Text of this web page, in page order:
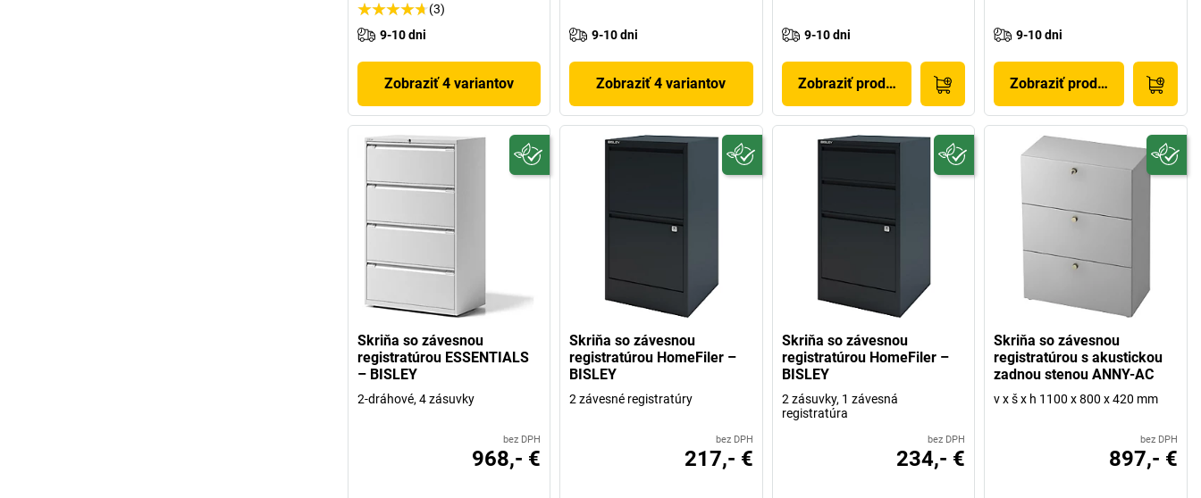
(3)
9-10 dni
Zobraziť 4 variantov
9-10 dni
Zobraziť 4 variantov
9-10 dni
Zobraziť produkt
9-10 dni
Zobraziť produkt
Skriňa so závesnou
registratúrou ESSENTIALS
– BISLEY
2-dráhové, 4 zásuvky
bez DPH
968,- €
Skriňa so závesnou
registratúrou HomeFiler –
BISLEY
2 závesné registratúry
bez DPH
217,- €
Skriňa so závesnou
registratúrou HomeFiler –
BISLEY
2 zásuvky, 1 závesná
registratúra
bez DPH
234,- €
Skriňa so závesnou
registratúrou s akustickou
zadnou stenou ANNY-AC
v x š x h 1100 x 800 x 420 mm
bez DPH
897,- €